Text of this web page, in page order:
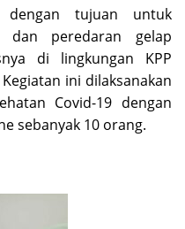
dengan tujuan untuk
dan peredaran gelap
di lingkungan KPP
ini dilaksanakan
Covid-19 dengan
sebanyak 10 orang.